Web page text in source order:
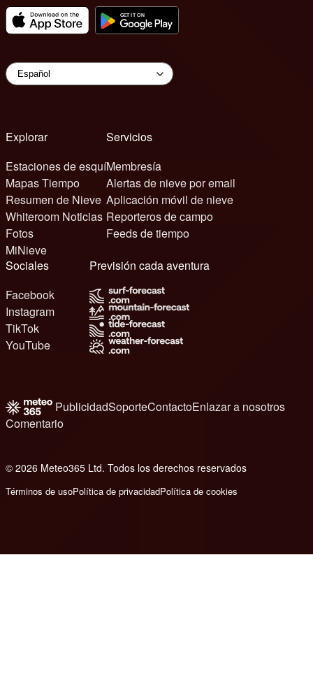
Explorar
Estaciones de esquí
Mapas Tiempo
Resumen de Nieve
Whiteroom Noticias
Fotos
MiNieve
Servicios
Membresía
Alertas de nieve por email
Aplicación móvil de nieve
Reporteros de campo
Feeds de tiempo
Sociales
Facebook
Instagram
TikTok
YouTube
Previsión cada aventura
PublicidadSoporteContactoEnlazar a nosotros
Comentario
© 2026 Meteo365 Ltd. Todos los derechos reservados
Términos de usoPolítica de privacidadPolítica de cookies